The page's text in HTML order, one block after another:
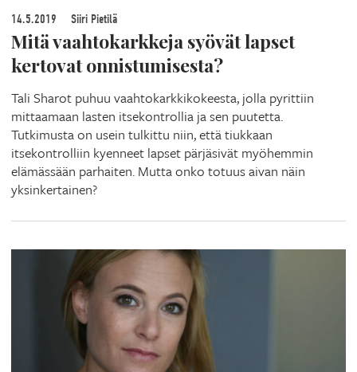
14.5.2019 Siiri Pietilä
Mitä vaahtokarkkeja syövät lapset
kertovat onnistumisesta?
Tali Sharot puhuu vaahtokarkkikokeesta, jolla pyrittiin
mittaamaan lasten itsekontrollia ja sen puutetta.
Tutkimusta on usein tulkittu niin, että tiukkaan
itsekontrolliin kyenneet lapset pärjäsivät myöhemmin
elämässään parhaiten. Mutta onko totuus aivan näin
yksinkertainen?